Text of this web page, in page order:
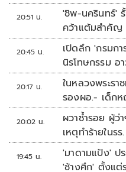
20:51 น.
'ชิพ-นครินทร์'
คว้าแต้มสำคัญ
20:45 น.
เปิดลึก 'กรมก
นิรโทษกรรม อ
20:17 น.
ในหลวงพระร
รองผอ.- เด็ก
20:02 น.
ผวาซ้ำรอย ผู้ว่
เหตุทำร้ายในรร.
19:45 น.
'มาดามแป้ง' ป
'ช้างศึก' ตั้งแต่